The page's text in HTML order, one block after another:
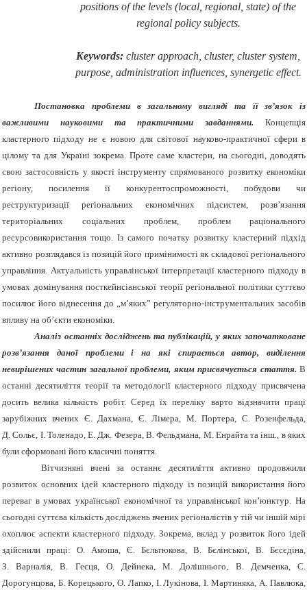
positions of the levels (local, regional, state) of the
regional policy subjects.
Keywords: cluster approach, cluster, cluster system,
purpose, administration influences, synergetic effect.
Постановка проблеми в загальному вигляді та її зв’язок із
важливими науковими та практичними завданнями. Концепція
кластерного підходу не є новою для світової науково-практичної сфери в
цілому та для Україні зокрема. Проте саме кластери, на сьогодні, доводять
свою застосовність у якостіінструменту спрямованого розвитку економіки
регіону, посилення її конкурентоспроможності, побудови чи
реструктуризації регіональних економічних підсистем, розв’язання
територіальних соціальних проблем, проблем раціонального
ресурсовикористання тощо. Із самого початку розвитку кластерний підхід
активно розглядався із позицій його примінимості як складової регіонального
управління. Актуальність управлінської інтерпретації кластерного підходу в
умовах домінування посткейнсіанської теорії регіональної політики суттєво
посилює його віднесення до „м’яких” регуляторно-інструментальних засобів
впливу на об’єкти економіки.
Аналіз останніх досліджень та публікацій, у яких започатковане
розв’язання даної проблеми і на які спирається автор, виділення
невирішених частин загальної проблеми, яким присвячується стаття. В
останні десятиліття теорії та методології кластерного підходу присвячена
досить велика кількість робіт. Серед їх переліку варто відзначити праці
зарубіжних вчених Є. Дахмана, Є.Лімера, М. Портера, С. Розенфельда,
Д. Сольє, І. Толенадо, Е. Дж. Фезера, В. Фельдмана, М. Енрайта та інш., в яких
були сформовані його класичні поняття.
Вітчизняні вчені за останнє десятиліття активно продовжили
розвиток основних ідей кластерного підходу із позицій використання його
переваг в умовах української економічної та управлінської кон’юнктур. На
сьогодні суттєва кількість досліджень вчених регіоналістів у тій чи іншій мірі
охоплює аспекти кластерного підходу. Зокрема, вклад у розвиток його ідей
здійснили праці: О. Амоша, Є. Бєльтюкова, В. Бєлінської, В. Бєсєдіна,
З.
Варналія, В. Геєця, О. Дейнека, М.
Долішнього, В. Демченка, С.
Дорогунцова, Б. Корецького, О. Лапко, І. Лукінова, І. Мартиняка, А. Павлюка,